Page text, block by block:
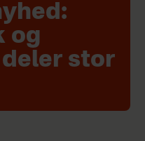
og
stor